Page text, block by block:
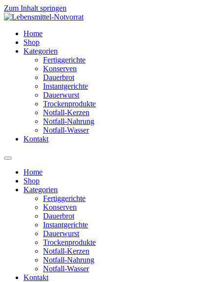
Zum Inhalt springen
Home
Shop
Kategorien
Fertiggerichte
Konserven
Dauerbrot
Instantgerichte
Dauerwurst
Trockenprodukte
Notfall-Kerzen
Notfall-Nahrung
Notfall-Wasser
Kontakt
Home
Shop
Kategorien
Fertiggerichte
Konserven
Dauerbrot
Instantgerichte
Dauerwurst
Trockenprodukte
Notfall-Kerzen
Notfall-Nahrung
Notfall-Wasser
Kontakt